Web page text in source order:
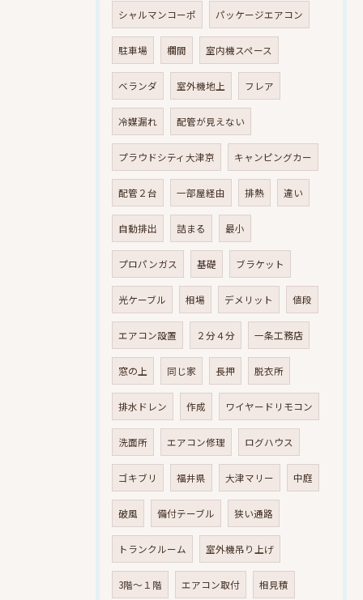
シャルマンコーポ パッケージエアコン
駐車場 欄間 室内機スペース
ベランダ 室外機地上 フレア
冷媒漏れ 配管が見えない
プラウドシティ大津京 キャンピングカー
配管２台 一部屋経由 排熱 違い
自動排出 詰まる 最小
プロパンガス 基礎 ブラケット
光ケーブル 相場 デメリット 値段
エアコン設置 ２分４分 一条工務店
窓の上 同じ家 長押 脱衣所
排水ドレン 作成 ワイヤードリモコン
洗面所 エアコン修理 ログハウス
ゴキブリ 福井県 大津マリー 中庭
破風 備付テーブル 狭い通路
トランクルーム 室外機吊り上げ
3階～１階 エアコン取付 相見積